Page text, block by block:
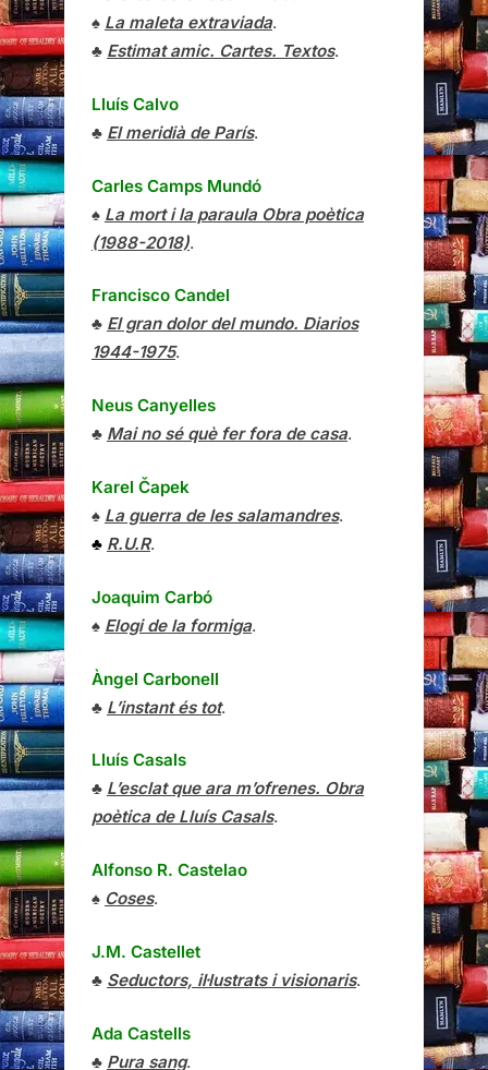
♠ La maleta extraviada.
♣ Estimat amic. Cartes. Textos.
Lluís Calvo
♣ El meridià de París.
Carles Camps Mundó
♠ La mort i la paraula Obra poètica
(1988-2018).
Francisco Candel
♣ El gran dolor del mundo. Diarios
1944-1975.
Neus Canyelles
♣ Mai no sé què fer fora de casa.
Karel Čapek
♠ La guerra de les salamandres.
♣ R.U.R.
Joaquim Carbó
♠ Elogi de la formiga.
Àngel Carbonell
♣ L’instant és tot.
Lluís Casals
♣ L’esclat que ara m’ofrenes. Obra
poètica de Lluís Casals.
Alfonso R. Castelao
♠ Coses.
J.M. Castellet
♣ Seductors, il·lustrats i visionaris.
Ada Castells
♣ Pura sang.